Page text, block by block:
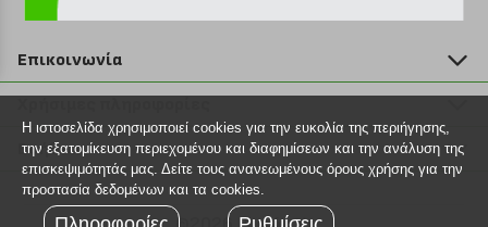
Επικοινωνία
211 2000 700
info@plus4u.gr
Η εταιρία
Σημεία παραλαβής
Ευκαιρίες καριέρας
Βοήθεια
Εξέλιξη παραγγελίας
Τρόποι παραγγελίας
Η ιστοσελίδα χρησιμοποιεί cookies για την ευκολία της περιήγησης,
την εξατομίκευση περιεχομένου και διαφημίσεων και την ανάλυση της
επισκεψιμότητάς μας. Δείτε τους ανανεωμένους όρους χρήσης για την
προστασία δεδομένων και τα cookies.